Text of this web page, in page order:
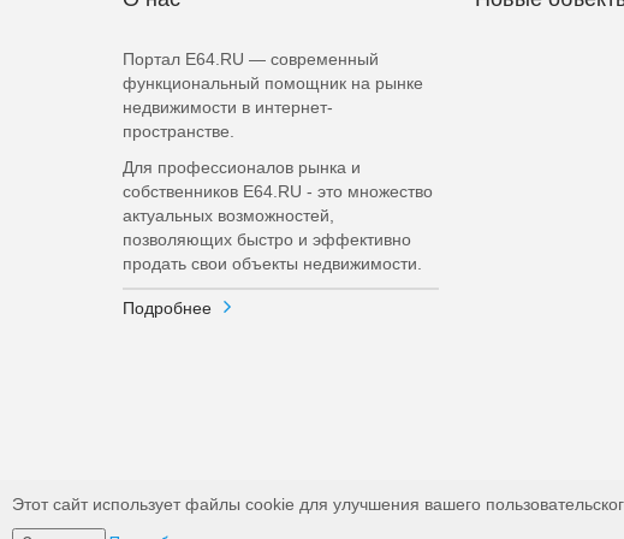
Портал E64.RU — современный
функциональный помощник на рынке
недвижимости в интернет-
пространстве.
Для профессионалов рынка и
собственников E64.RU - это множество
актуальных возможностей,
позволяющих быстро и эффективно
продать свои объекты недвижимости.
Подробнее
Этот сайт использует файлы cookie для улучшения вашего